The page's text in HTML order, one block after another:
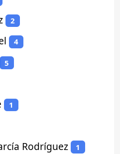
2
4
5
1
Rodríguez 1